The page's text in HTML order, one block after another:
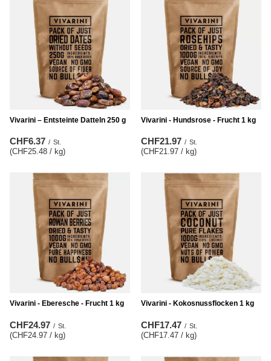
Vivarini – Entsteinte Datteln 250 g
CHF6.37 / St.
(CHF25.48 / kg)
Vivarini - Hundsrose - Frucht 1 kg
CHF21.97 / St.
(CHF21.97 / kg)
Vivarini - Eberesche - Frucht 1 kg
CHF24.97 / St.
(CHF24.97 / kg)
Vivarini - Kokosnussflocken 1 kg
CHF17.47 / St.
(CHF17.47 / kg)